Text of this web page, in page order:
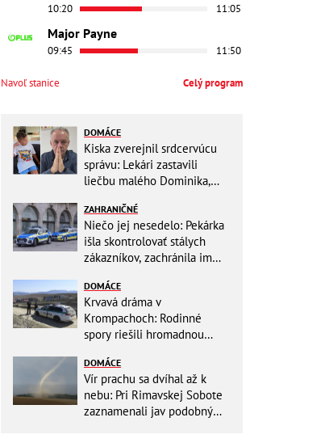
10:20 11:05
Major Payne
09:45 11:50
Navoľ stanice Celý program
DOMÁCE
Kiska zverejnil srdcervúcu
správu: Lekári zastavili
liečbu malého Dominika,
týždne života
ZAHRANIČNÉ
Niečo jej nesedelo: Pekárka
išla skontrolovať stálych
zákazníkov, zachránila im
DOMÁCE
Krvavá dráma v
Krompachoch: Rodinné
spory riešili hromadnou
DOMÁCE
Vír prachu sa dvíhal až k
nebu: Pri Rimavskej Sobote
zaznamenali jav podobný